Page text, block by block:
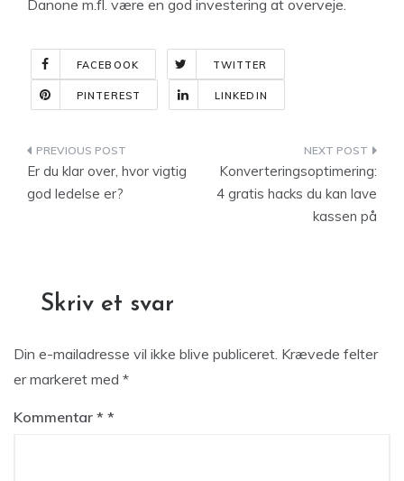
Danone m.fl. være en god investering at overveje.
FACEBOOK TWITTER
PINTEREST LINKEDIN
Indlægsnavigation
Er du klar over, hvor vigtig
god ledelse er?
Konverteringsoptimering:
4 gratis hacks du kan lave
kassen på
Skriv et svar
Din e-mailadresse vil ikke blive publiceret. Krævede felter
er markeret med *
Kommentar *